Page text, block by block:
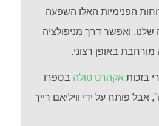
הפנימיות האלו השפעה
ואפשר דרך מניפולציה
מורחבת באופן רצוני.
בזכות אקהרט טולה בספרו
פותח על ידי וויליאם רייך